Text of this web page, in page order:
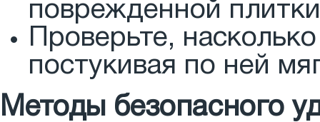
поврежденной
Проверьте,
постукивая по ней
Методы безопасного